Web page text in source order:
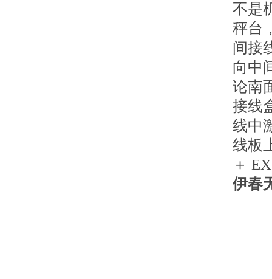
不是
秤台
间接
向中
论南
接线
线中
线板
＋
伊春